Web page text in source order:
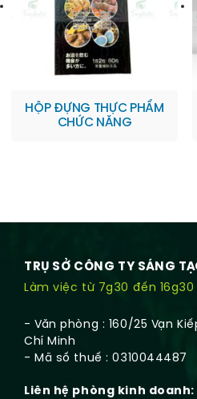
HỘP ĐỰNG THỰC PHẨM
CHỨC NĂNG
TRỤ SỞ CÔNG TY SÁNG
Làm việc từ 7g30 đến 16g30
- Văn phòng : 160/25 Vạn
Chí Minh
- Mã số thuế : 0310044487
Liên hệ phòng kinh doanh: